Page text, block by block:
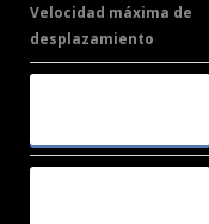
Velocidad máxima de
desplazamiento